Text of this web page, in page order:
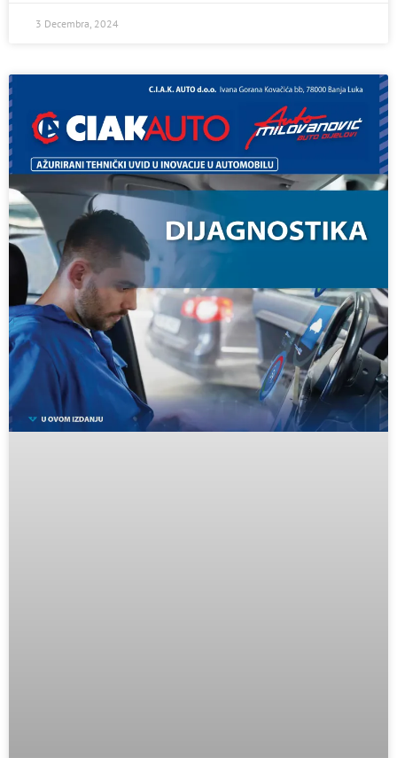
3 Decembra, 2024